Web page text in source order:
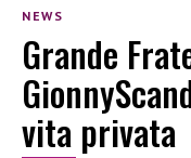
NEWS
Grande
vita privata